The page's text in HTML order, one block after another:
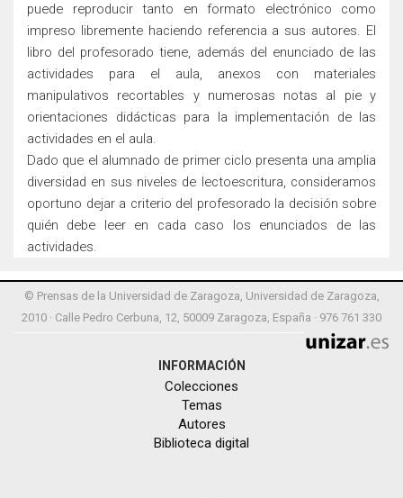
puede reproducir tanto en formato electrónico como
impreso libremente haciendo referencia a sus autores. El
libro del profesorado tiene, además del enunciado de las
actividades para el aula, anexos con materiales
manipulativos recortables y numerosas notas al pie y
orientaciones didácticas para la implementación de las
actividades en el aula.
Dado que el alumnado de primer ciclo presenta una amplia
diversidad en sus niveles de lectoescritura, consideramos
oportuno dejar a criterio del profesorado la decisión sobre
quién debe leer en cada caso los enunciados de las
actividades.
© Prensas de la Universidad de Zaragoza, Universidad de Zaragoza,
2010 · Calle Pedro Cerbuna, 12, 50009 Zaragoza, España · 976 761 330
INFORMACIÓN
Colecciones
Temas
Autores
Biblioteca digital